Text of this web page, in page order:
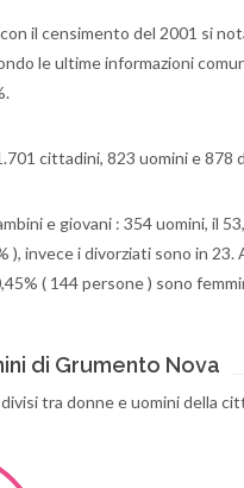
il censimento del 2001 si
le ultime informazioni
cittadini, 823 uomini e 878
e giovani : 354 uomini, il
), invece i divorziati sono in
( 144 persone ) sono
di Grumento Nova
tra donne e uomini della